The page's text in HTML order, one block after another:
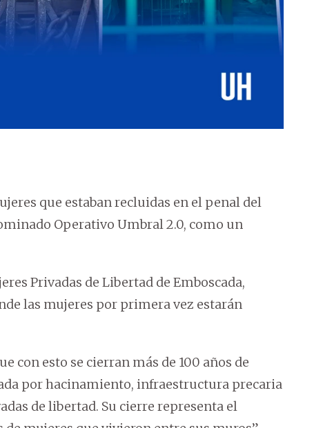
que estaban recluidas en el penal del
Operativo Umbral 2.0, como un
Privadas de Libertad de Emboscada,
las mujeres por primera vez estarán
con esto se cierran más de 100 años de
por hacinamiento, infraestructura precaria
de libertad. Su cierre representa el